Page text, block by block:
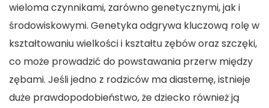
wieloma czynnikami, zarówno genetycznymi, jak i
środowiskowymi. Genetyka odgrywa kluczową rolę w
kształtowaniu wielkości i kształtu zębów oraz szczęki,
co może prowadzić do powstawania przerw między
zębami. Jeśli jedno z rodziców ma diastemę, istnieje
duże prawdopodobieństwo, że dziecko również ją